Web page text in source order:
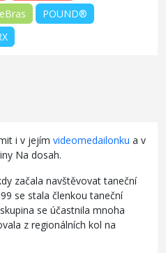
POUND®
i v jejím videomedailonku a v
Na dosah.
začala navštěvovat taneční
se stala členkou taneční
se účastnila mnoha
z regionálních kol na